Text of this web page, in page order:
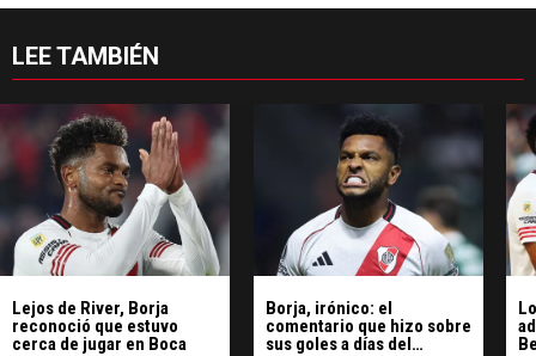
LEE TAMBIÉN
Lejos de River, Borja
reconoció que estuvo
cerca de jugar en Boca
Borja, irónico: el
comentario que hizo sobre
sus goles a días del